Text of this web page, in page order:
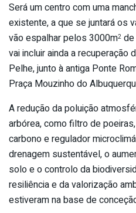
Será um centro com uma
existente, a que se juntará os
vão espalhar pelos 3000m2
vai incluir ainda a recuperação
Pelhe, junto à antiga Ponte
Praça Mouzinho do
A redução da poluição
arbórea, como filtro de
carbono e regulador
drenagem sustentável, o
solo e o controlo da
resiliência e da valorização
estiveram na base de